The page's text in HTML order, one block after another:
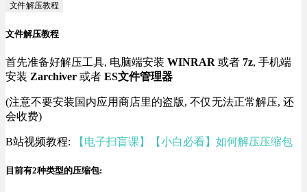
文件解压教程
文件解压教程
首先准备好解压工具, 电脑端安装 WINRAR 或者 7z, 手机端
安装 Zarchiver 或者 ES文件管理器
(注意不要安装国内应用商店里的盗版, 不仅无法正常解压, 还
会收费)
B站视频教程: 【电子扫盲课】【小白必看】如何解压压缩包
目前有2种类型的压缩包: